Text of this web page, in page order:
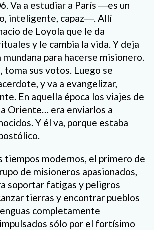
Va a estudiar a París ―es un
inteligente, capaz―. Allí
de Loyola que le da
y le cambia la vida. Y deja
para hacerse misionero.
toma sus votos. Luego se
y va a evangelizar,
En aquella época los viajes de
Oriente… era enviarlos a
Y él va, porque estaba
tiempos modernos, el primero de
de misioneros apasionados,
soportar fatigas y peligros
tierras y encontrar pueblos
completamente
sólo por el fortísimo